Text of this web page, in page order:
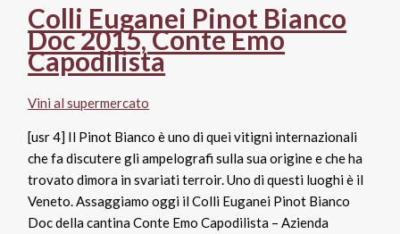
Colli Euganei Pinot Bianco
Doc 2015, Conte Emo
Capodilista
Vini al supermercato
[usr 4] Il Pinot Bianco è uno di quei vitigni internazionali
che fa discutere gli ampelografi sulla sua origine e che ha
trovato dimora in svariati terroir. Uno di questi luoghi è il
Veneto. Assaggiamo oggi il Colli Euganei Pinot Bianco
Doc della cantina Conte Emo Capodilista – Azienda